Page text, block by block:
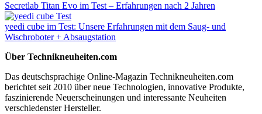
Secretlab Titan Evo im Test – Erfahrungen nach 2 Jahren
yeedi cube im Test: Unsere Erfahrungen mit dem Saug- und
Wischroboter + Absaugstation
Über Technikneuheiten.com
Das deutschsprachige Online-Magazin Technikneuheiten.com
berichtet seit 2010 über neue Technologien, innovative Produkte,
faszinierende Neuerscheinungen und interessante Neuheiten
verschiedenster Hersteller.